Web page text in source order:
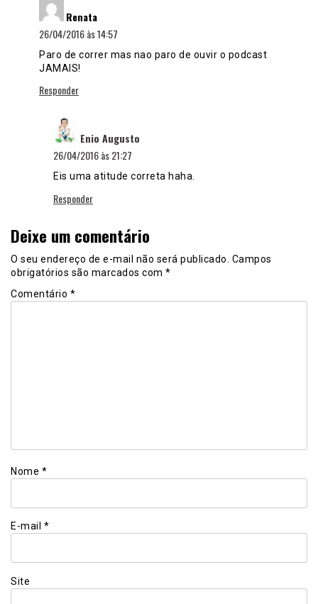
Renata
26/04/2016 às 14:57
Paro de correr mas nao paro de ouvir o podcast
JAMAIS!
Responder
Enio Augusto
26/04/2016 às 21:27
Eis uma atitude correta haha.
Responder
Deixe um comentário
O seu endereço de e-mail não será publicado. Campos
obrigatórios são marcados com *
Comentário *
Nome *
E-mail *
Site